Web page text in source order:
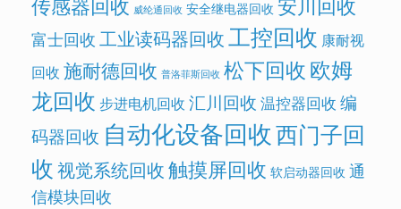
威纶通回收 安全继电器回收
富士回收工业读码器回收工控回收 康耐视
回收 施耐德回收 普洛菲斯回收 松下回收欧姆
龙回收 步进电机回收 汇川回收 温控器回收 编
码器回收 自动化设备回收西门子回
收视觉系统回收触摸屏回收 软启动器回收 通
信模块回收